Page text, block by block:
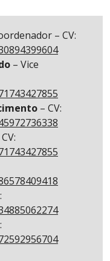
– CV:
– Vice
– CV: